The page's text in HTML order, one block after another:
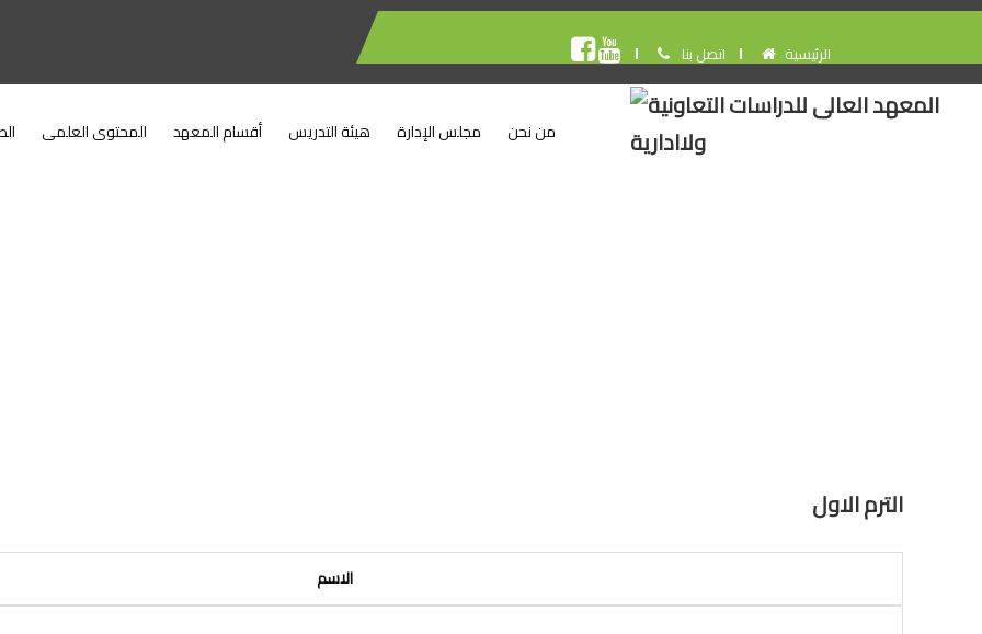
اتصل بنا الرئيسية
المحتوى العلمى أقسام المعهد هيئة التدريس مجلس الإدارة من نحن
الترم الاول
الاسم